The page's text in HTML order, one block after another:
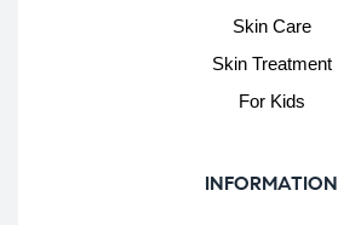
Skin Care
Skin Treatment
For Kids
INFORMATION